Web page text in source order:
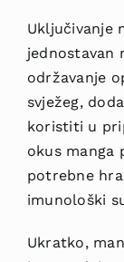
Uključivanje
jednostavan
održavanje
svježeg,
koristiti u
okus manga
potrebne
imunološki
Ukratko,